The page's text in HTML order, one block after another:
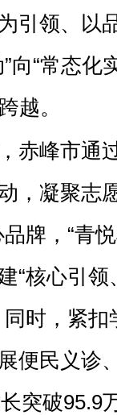
引领、以
向“常态化
越。
赤峰市通
，凝聚志
牌，“青
“核心引
时，紧
便民义诊
突破95.9